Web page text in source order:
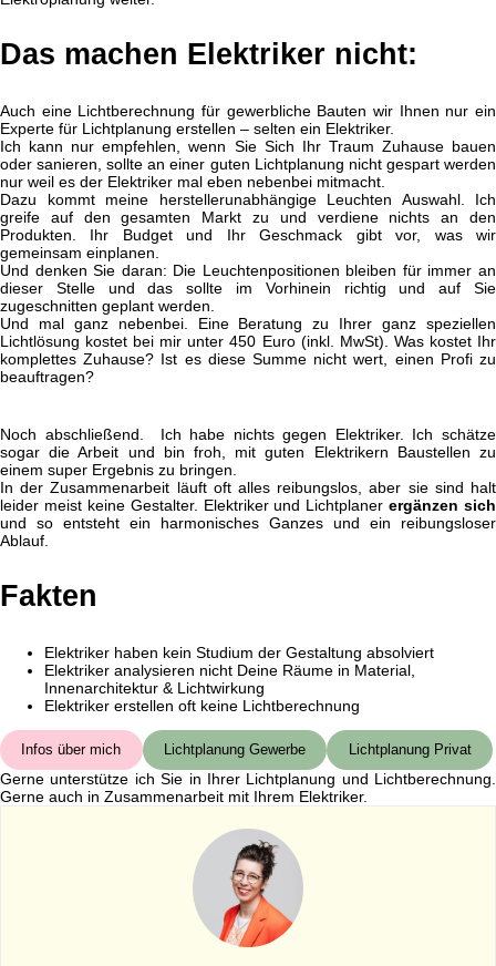
Das machen Elektriker nicht:
Auch eine Lichtberechnung für gewerbliche Bauten wir Ihnen nur ein
Experte für Lichtplanung erstellen – selten ein Elektriker.
Ich kann nur empfehlen, wenn Sie Sich Ihr Traum Zuhause bauen
oder sanieren, sollte an einer guten Lichtplanung nicht gespart werden
nur weil es der Elektriker mal eben nebenbei mitmacht.
Dazu kommt meine herstellerunabhängige Leuchten Auswahl. Ich
greife auf den gesamten Markt zu und verdiene nichts an den
Produkten. Ihr Budget und Ihr Geschmack gibt vor, was wir
gemeinsam einplanen.
Und denken Sie daran: Die Leuchtenpositionen bleiben für immer an
dieser Stelle und das sollte im Vorhinein richtig und auf Sie
zugeschnitten geplant werden.
Und mal ganz nebenbei. Eine Beratung zu Ihrer ganz speziellen
Lichtlösung kostet bei mir unter 450 Euro (inkl. MwSt). Was kostet Ihr
komplettes Zuhause? Ist es diese Summe nicht wert, einen Profi zu
beauftragen?
Noch abschließend. Ich habe nichts gegen Elektriker. Ich schätze
sogar die Arbeit und bin froh, mit guten Elektrikern Baustellen zu
einem super Ergebnis zu bringen.
In der Zusammenarbeit läuft oft alles reibungslos, aber sie sind halt
leider meist keine Gestalter. Elektriker und Lichtplanerergänzen sich
und so entsteht ein harmonisches Ganzes und ein reibungsloser
Ablauf.
Fakten
Elektriker haben kein Studium der Gestaltung absolviert
Elektriker analysieren nicht Deine Räume in Material,
Innenarchitektur & Lichtwirkung
Elektriker erstellen oft keine Lichtberechnung
Infos über mich Lichtplanung Gewerbe Lichtplanung Privat
Gerne unterstütze ich Sie in Ihrer Lichtplanung und Lichtberechnung.
Gerne auch in Zusammenarbeit mit Ihrem Elektriker.